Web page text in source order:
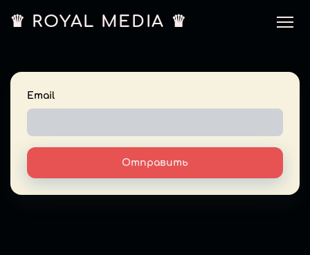
♛ ROYAL MEDIA ♛
Email
Отправить